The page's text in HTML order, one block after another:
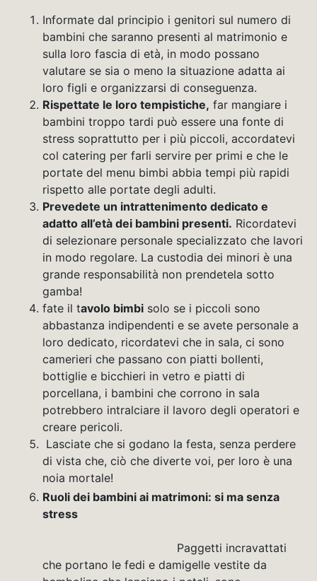
Informate dal principio i genitori sul numero di
bambini che saranno presenti al matrimonio e
sulla loro fascia di età, in modo possano
valutare se sia o meno la situazione adatta ai
loro figli e organizzarsi di conseguenza.
Rispettate le loro tempistiche, far mangiare i
bambini troppo tardi può essere una fonte di
stress soprattutto per i più piccoli, accordatevi
col catering per farli servire per primi e che le
portate del menu bimbi abbia tempi più rapidi
rispetto alle portate degli adulti.
Prevedete un intrattenimento dedicato e
adatto all’età dei bambini presenti. Ricordatevi
di selezionare personale specializzato che lavori
in modo regolare. La custodia dei minori è una
grande responsabilità non prendetela sotto
gamba!
fate il tavolo bimbi solo se i piccoli sono
abbastanza indipendenti e se avete personale a
loro dedicato, ricordatevi che in sala, ci sono
camerieri che passano con piatti bollenti,
bottiglie e bicchieri in vetro e piatti di
porcellana, i bambini che corrono in sala
potrebbero intralciare il lavoro degli operatori e
creare pericoli.
Lasciate che si godano la festa, senza perdere
di vista che, ciò che diverte voi, per loro è una
noia mortale!
Ruoli dei bambini ai matrimoni: si ma senza
stress
Paggetti incravattati
che portano le fedi e damigelle vestite da